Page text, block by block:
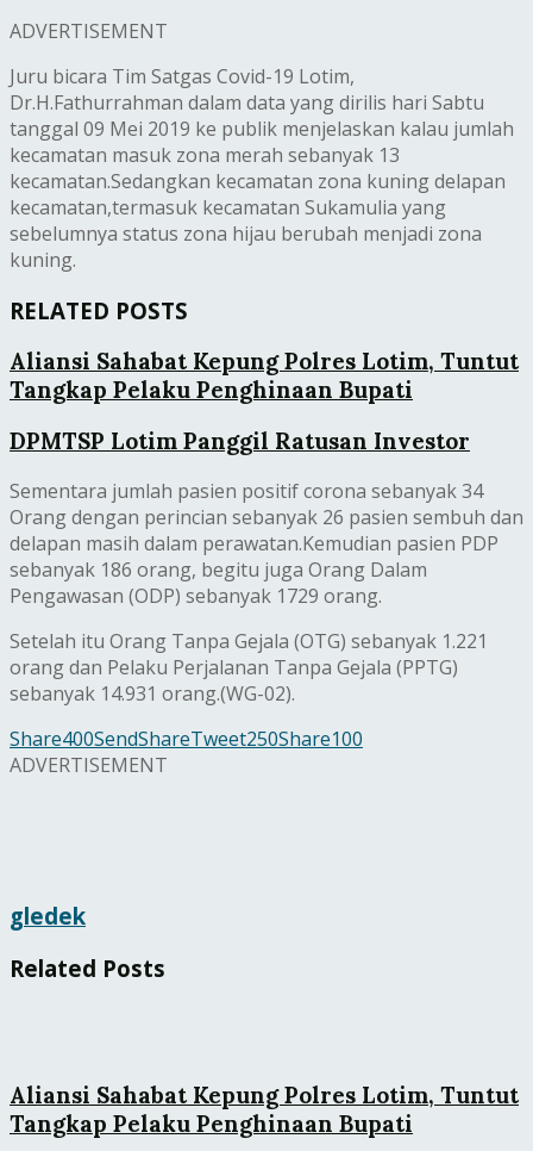
ADVERTISEMENT
Juru bicara Tim Satgas Covid-19 Lotim,
Dr.H.Fathurrahman dalam data yang dirilis hari Sabtu
tanggal 09 Mei 2019 ke publik menjelaskan kalau jumlah
kecamatan masuk zona merah sebanyak 13
kecamatan.Sedangkan kecamatan zona kuning delapan
kecamatan,termasuk kecamatan Sukamulia yang
sebelumnya status zona hijau berubah menjadi zona
kuning.
RELATED POSTS
Aliansi Sahabat Kepung Polres Lotim, Tuntut
Tangkap Pelaku Penghinaan Bupati
DPMTSP Lotim Panggil Ratusan Investor
Sementara jumlah pasien positif corona sebanyak 34
Orang dengan perincian sebanyak 26 pasien sembuh dan
delapan masih dalam perawatan.Kemudian pasien PDP
sebanyak 186 orang, begitu juga Orang Dalam
Pengawasan (ODP) sebanyak 1729 orang.
Setelah itu Orang Tanpa Gejala (OTG) sebanyak 1.221
orang dan Pelaku Perjalanan Tanpa Gejala (PPTG)
sebanyak 14.931 orang.(WG-02).
Share400SendShareTweet250Share100
ADVERTISEMENT
gledek
Related Posts
Aliansi Sahabat Kepung Polres Lotim, Tuntut
Tangkap Pelaku Penghinaan Bupati